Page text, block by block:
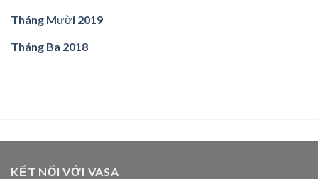
Tháng Mười 2019
Tháng Ba 2018
KẾT NỐI VỚI VASA